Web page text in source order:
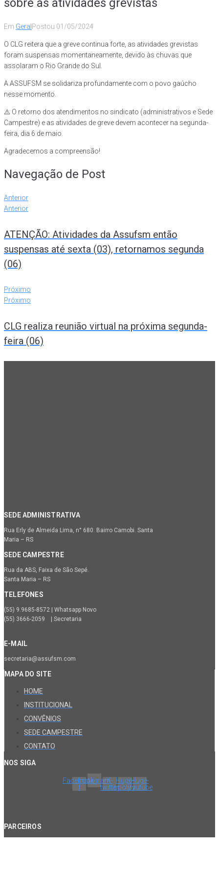
sobre as atividades grevistas
Em Geral Postou 01/05/2024
O CLG reitera que a greve continua forte, as atividades grevistas
foram suspensas momentaneamente, devido às chuvas que
assolaram o Rio Grande do Sul.
A ASSUFSM se solidariza profundamente com o povo gaúcho
nesse momento.
⚠️ O retorno dos atendimentos no sindicato (administrativos e Sede
Campestre) e as atividades de greve devem acontecer na segunda-
feira, dia 6 de maio.
Agradecemos a compreensão!
Navegação de Post
Anterior
Anterior
ATENÇÃO: Atividades da Assufsm então
suspensas até sexta (03), retornamos segunda
(06)
Próximo
Próximo
CLG realiza reunião virtual na próxima segunda-
feira (06)
SEDE ADMINISTRATIVA
Rua Erly de Almeida Lima, n° 680. Bairro Camobi. Santa
Maria – RS
SEDE CAMPESTRE
Rua da ABS, Faixa de São Sepé.
Santa Maria – RS
TELEFONES
(55) 9.9685-8572 | Whatsapp Novo
(55) 3666-2059 | Secretaria
E-MAIL
secretaria@assufsm.com
MAPA DO SITE
HOME
INSTITUCIONAL
CONVÊNIOS
SEDE CAMPESTRE
CONTATO
NOS SIGA
Facebook-
f
InstagramX-
twitter
Huge-
spotify
Huge-
youtube
PARCEIROS